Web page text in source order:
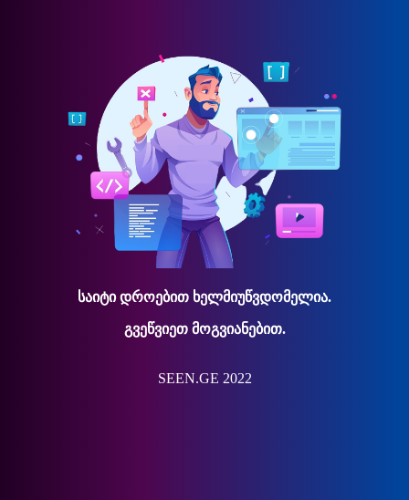
საიტი დროებით ხელმიუწვდომელია.
გვეწვიეთ მოგვიანებით.
SEEN.GE 2022